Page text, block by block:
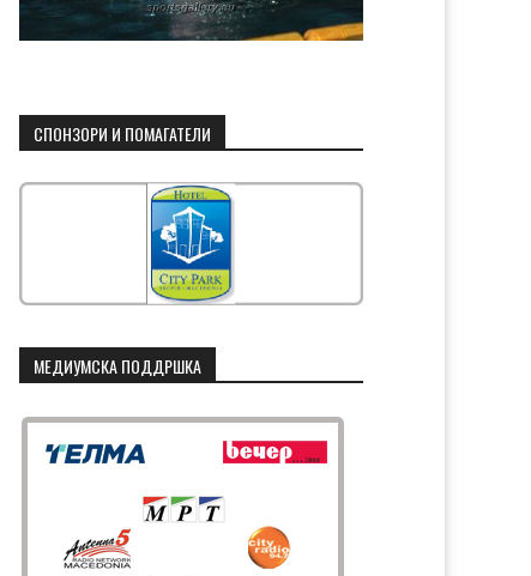
СПОНЗОРИ И ПОМАГАТЕЛИ
МЕДИУМСКА ПОДДРШКА